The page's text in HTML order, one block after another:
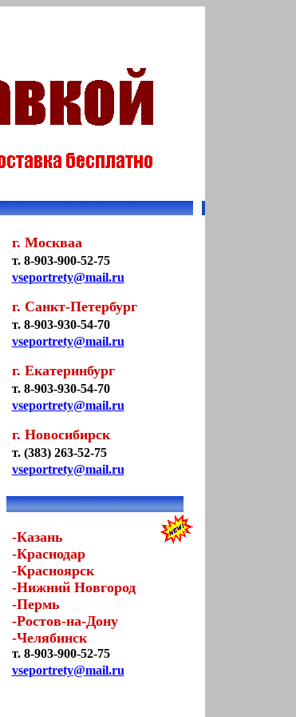
г. Москваа
т. 8-903-900-52-75
vseportrety@mail.ru
г. Санкт-Петербург
т. 8-903-930-54-70
vseportrety@mail.ru
г. Екатеринбург
т. 8-903-930-54-70
vseportrety@mail.ru
г. Новосибирск
т. (383) 263-52-75
vseportrety@mail.ru
-Казань
-Краснодар
-Красноярск
-Нижний Новгород
-Пермь
-Ростов-на-Дону
-Челябинск
т. 8-903-900-52-75
vseportrety@mail.ru